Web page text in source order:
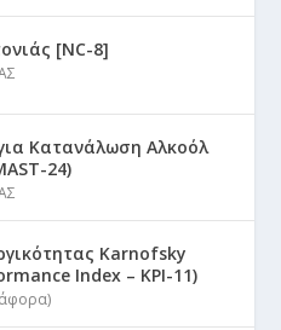
[NC-8]
Κατανάλωση Αλκοόλ
24)
Karnofsky
Index – KPI-11)